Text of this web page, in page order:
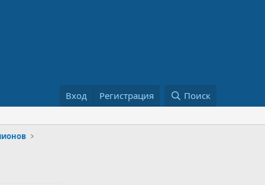
Вход Регистрация Поиск